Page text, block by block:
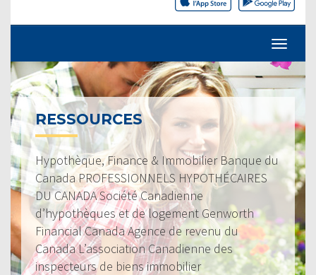
RESSOURCES
Hypothèque, Finance & Immobilier Banque du
Canada PROFESSIONNELS HYPOTHÉCAIRES
DU CANADA Société Canadienne
d’hypothèques et de logement Genworth
Financial Canada Agence de revenu du
Canada L’association Canadienne des
inspecteurs de biens immobilier